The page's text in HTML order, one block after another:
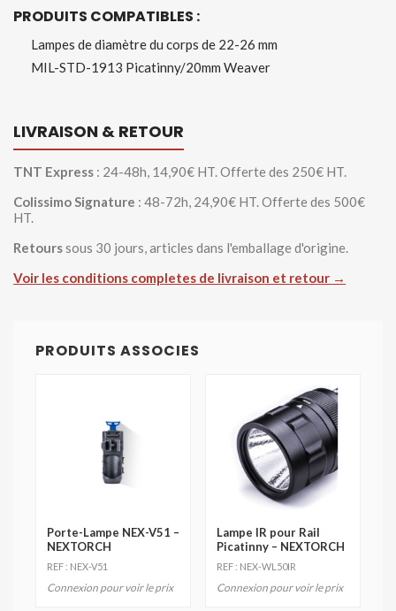
PRODUITS COMPATIBLES :
Lampes de diamètre du corps de 22-26 mm
MIL-STD-1913 Picatinny/20mm Weaver
LIVRAISON & RETOUR
TNT Express : 24-48h, 14,90€ HT. Offerte des 250€ HT.
Colissimo Signature : 48-72h, 24,90€ HT. Offerte des 500€
HT.
Retourssous 30 jours, articles dans l'emballage d'origine.
Voir les conditions completes de livraison et retour →
PRODUITS ASSOCIES
Porte-Lampe NEX-V51 –
NEXTORCH
REF : NEX-V51
Connexion pour voir le prix
Lampe IR pour Rail
Picatinny – NEXTORCH
REF : NEX-WL50IR
Connexion pour voir le prix